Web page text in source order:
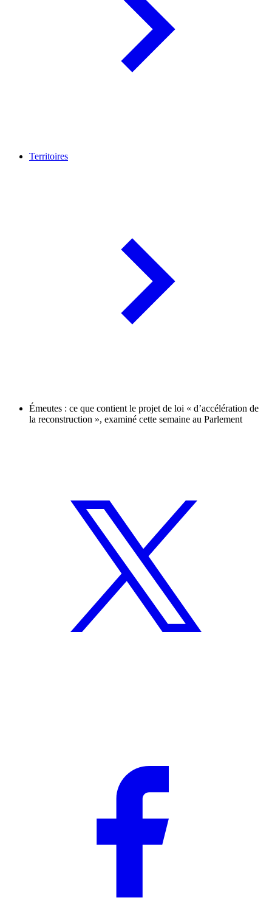
Territoires
Émeutes : ce que contient le projet de loi « d’accélération de
la reconstruction », examiné cette semaine au Parlement